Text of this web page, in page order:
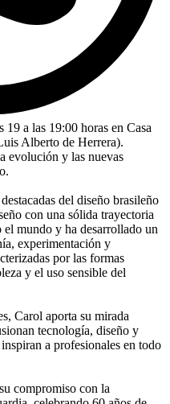
19 a las 19:00 horas en Casa
Alberto de Herrera).
evolución y las nuevas
del diseño brasileño
con una sólida trayectoria
mundo y ha desarrollado un
experimentación y
por las formas
y el uso sensible del
Carol aporta su mirada
tecnología, diseño y
a profesionales en todo
compromiso con la